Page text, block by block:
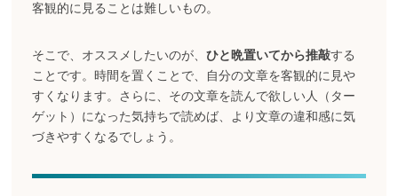
客観的に見ることは難しいもの。
そこで、オススメしたいのが、 ひと晩置いてから推敲する
ことです。時間を置くことで、自分の文章を客観的に見や
すくなります。さらに、その文章を読んで欲しい人（ター
ゲット）になった気持ちで読めば、より文章の違和感に気
づきやすくなるでしょう。